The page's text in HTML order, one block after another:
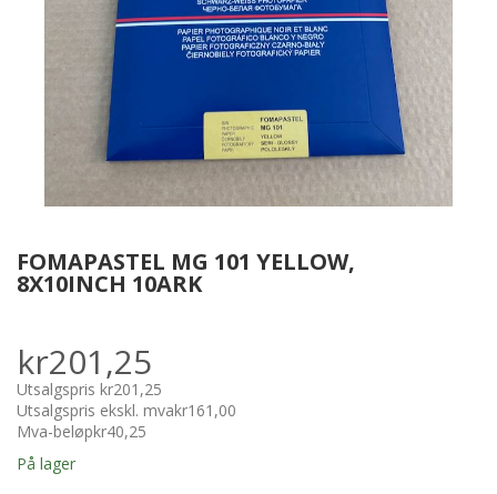
FOMAPASTEL MG 101 YELLOW,
8X10INCH 10ARK
kr201,25
Utsalgspris kr201,25
Utsalgspris ekskl. mvakr161,00
Mva-beløpkr40,25
På lager